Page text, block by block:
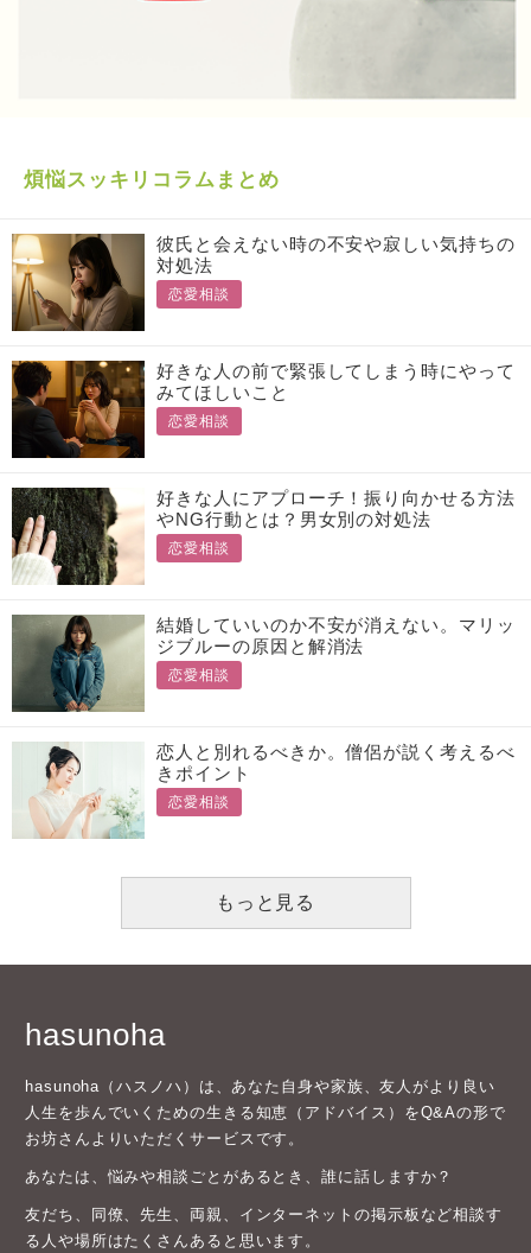
煩悩スッキリコラムまとめ
彼氏と会えない時の不安や寂しい気持ちの
対処法
恋愛相談
好きな人の前で緊張してしまう時にやって
みてほしいこと
恋愛相談
好きな人にアプローチ！振り向かせる方法
やNG行動とは？男女別の対処法
恋愛相談
結婚していいのか不安が消えない。マリッ
ジブルーの原因と解消法
恋愛相談
恋人と別れるべきか。僧侶が説く考えるべ
きポイント
恋愛相談
もっと見る
hasunoha
hasunoha（ハスノハ）は、あなた自身や家族、友人がより良い
人生を歩んでいくための生きる知恵（アドバイス）をQ&Aの形で
お坊さんよりいただくサービスです。
あなたは、悩みや相談ごとがあるとき、誰に話しますか？
友だち、同僚、先生、両親、インターネットの掲示板など相談す
る人や場所はたくさんあると思います。